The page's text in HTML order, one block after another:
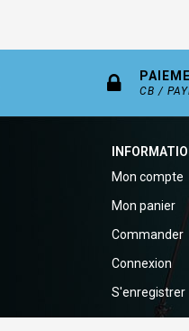
CB /
Mon compte
Mon panier
Commander
Connexion
S'enregistrer